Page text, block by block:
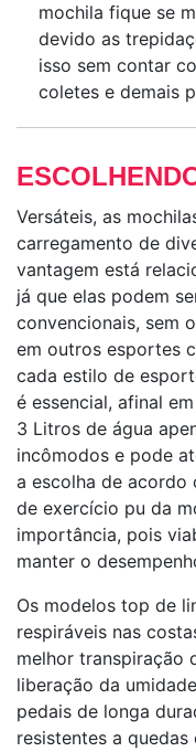
mochila fique se
devido as
isso sem contar
coletes e demais
Versáteis, as
carregamento de
vantagem está
já que elas podem
convencionais, sem
em outros esportes
cada estilo de
é essencial, afinal
3 Litros de água
incômodos e pode
a escolha de acordo
de exercício pu da
importância, pois
manter o
Os modelos top de
respiráveis nas
melhor transpiração
liberação da
pedais de longa
resistentes a quedas